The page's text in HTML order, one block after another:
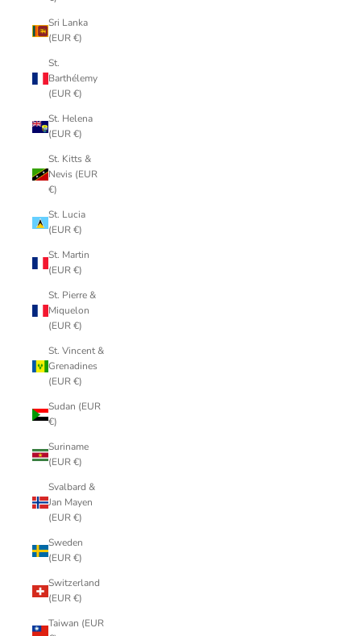
Sri Lanka
(EUR €)
St.
Barthélemy
(EUR €)
St. Helena
(EUR €)
St. Kitts &
Nevis (EUR
€)
St. Lucia
(EUR €)
St. Martin
(EUR €)
St. Pierre &
Miquelon
(EUR €)
St. Vincent &
Grenadines
(EUR €)
Sudan (EUR
€)
Suriname
(EUR €)
Svalbard &
Jan Mayen
(EUR €)
Sweden
(EUR €)
Switzerland
(EUR €)
Taiwan (EUR